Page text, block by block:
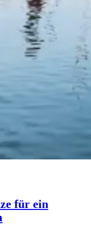
für ein